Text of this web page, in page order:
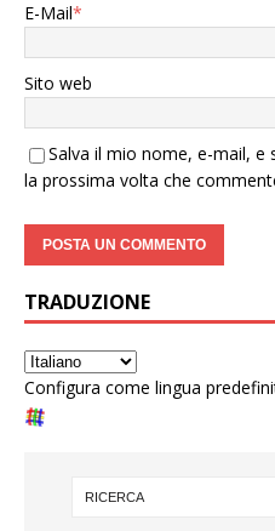
E-Mail*
Sito web
Salva il mio nome, e-mail,
la prossima volta che
TRADUZIONE
Configura come lingua